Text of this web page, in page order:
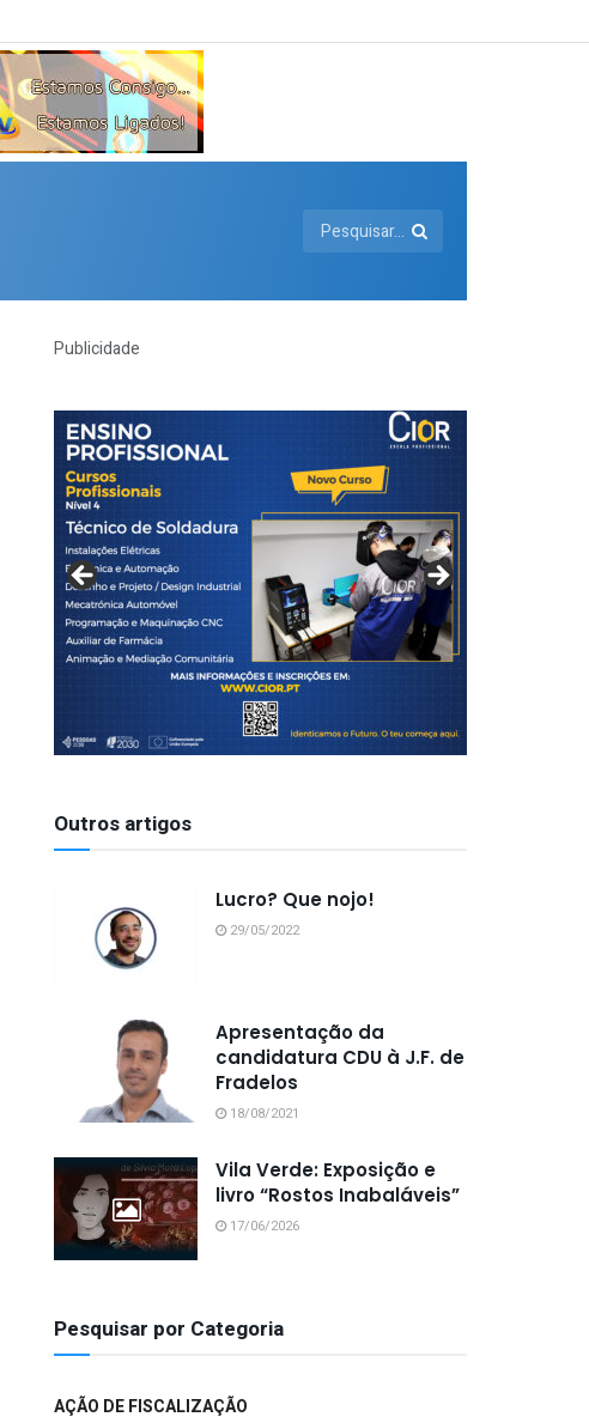
Publicidade
Outros artigos
Lucro? Que nojo!
29/05/2022
Apresentação da
candidatura CDU à J.F. de
Fradelos
18/08/2021
Vila Verde: Exposição e
livro “Rostos Inabaláveis”
17/06/2026
Pesquisar por Categoria
AÇÃO DE FISCALIZAÇÃO